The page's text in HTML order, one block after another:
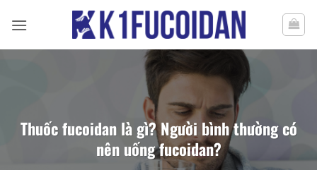
qua
Thuốc fucoidan là gì? Người bình thường có
nên uống fucoidan?